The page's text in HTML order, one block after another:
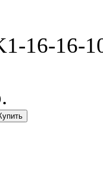
16-16-